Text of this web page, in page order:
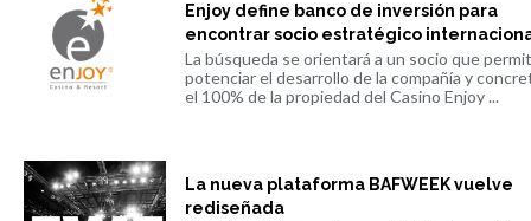
Enjoy define banco de inversión para
encontrar socio estratégico
La búsqueda se orientará a un socio que
potenciar el desarrollo de la compañía y
el 100% de la propiedad del Casino Enjoy ...
La nueva plataforma BAFWEEK vuelve
rediseñada